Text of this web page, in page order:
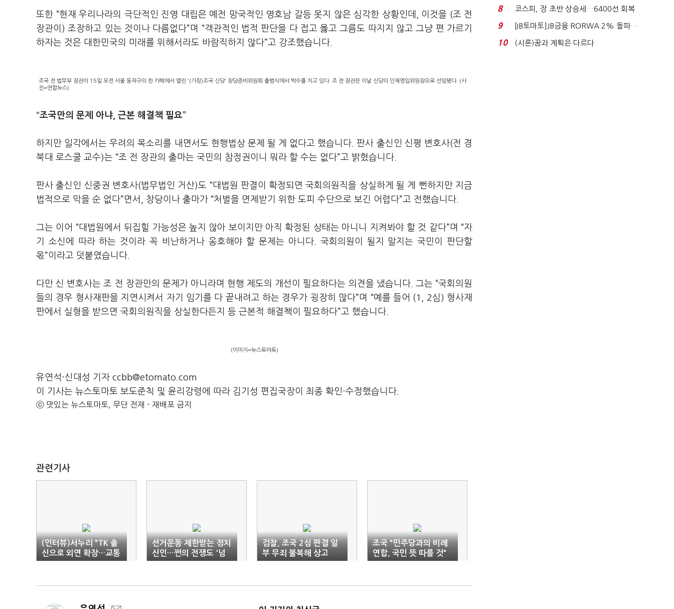
또한 “현재 우리나라의 극단적인 진영 대립은 예전 망국적인 영호남 갈등 못지 않은 심각한 상황인데, 이것을 (조 전
장관이) 조장하고 있는 것이나 다름없다”며 “객관적인 법적 판단을 다 접고 옳고 그름도 따지지 않고 그냥 편 가르기
하자는 것은 대한민국의 미래를 위해서라도 바람직하지 않다”고 강조했습니다.
조국 전 법무부 장관이 15일 오전 서울 동작구의 한 카페에서 열린 '(가칭)조국 신당' 창당준비위원회 출범식에서 박수를 치고 있다. 조 전 장관은 이날 신당의 인재영입위원장으로 선임됐다. (사
진=연합뉴스)
“조국만의 문제 아냐, 근본 해결책 필요”
하지만 일각에서는 우려의 목소리를 내면서도 현행법상 문제 될 게 없다고 했습니다. 판사 출신인 신평 변호사(전 경
북대 로스쿨 교수)는 “조 전 장관의 출마는 국민의 참정권이니 뭐라 할 수는 없다”고 밝혔습니다.
판사 출신인 신중권 변호사(법무법인 거산)도 “대법원 판결이 확정되면 국회의원직을 상실하게 될 게 뻔하지만 지금
법적으로 막을 순 없다”면서, 창당이나 출마가 “처벌을 면제받기 위한 도피 수단으로 보긴 어렵다”고 전했습니다.
그는 이어 “대법원에서 뒤집힐 가능성은 높지 않아 보이지만 아직 확정된 상태는 아니니 지켜봐야 할 것 같다”며 “자
기 소신에 따라 하는 것이라 꼭 비난하거나 옹호해야 할 문제는 아니다. 국회의원이 될지 말지는 국민이 판단할
몫”이라고 덧붙였습니다.
다만 신 변호사는 조 전 장관만의 문제가 아니라며 현행 제도의 개선이 필요하다는 의견을 냈습니다. 그는 “국회의원
들의 경우 형사재판을 지연시켜서 자기 임기를 다 끝내려고 하는 경우가 굉장히 많다”며 “예를 들어 (1, 2심) 형사재
판에서 실형을 받으면 국회의원직을 상실한다든지 등 근본적 해결책이 필요하다”고 했습니다.
(이미지=뉴스토마토)
유연석·신대성 기자 ccbb@etomato.com
이 기사는 뉴스토마토 보도준칙 및 윤리강령에 따라 김기성 편집국장이 최종 확인·수정했습니다.
ⓒ 맛있는 뉴스토마토, 무단 전재 - 재배포 금지
관련기사
(인터뷰)서누리 "TK 출
신으로 외연 확장…교통
·자족 해결"
선거운동 제한받는 정치
신인…쩐의 전쟁도 '넘
사벽'
검찰, 조국 2심 판결 일
부 무죄 불복해 상고
조국 "민주당과의 비례
연합, 국민 뜻 따를 것"
누적 피해자 4만2...
8
코스피, 장 초반 상승세…6400선 회복
시도
9
[IB토마토]JB금융 RORWA 2% 돌파…
실적 견인은 은행 ...
10 (시론)꿈과 계획은 다르다